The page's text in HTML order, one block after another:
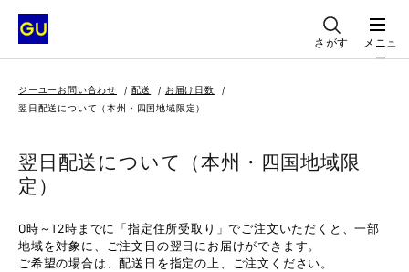
さがす
メニュ
ー
ジーユーお問い合わせ 配送
お届け日数
翌日配送について（本州・四国地域限定）
翌日配送について（本州・四国地域限
定）
0時～12時までに「指定住所受取り」でご注文いただくと、一部
地域を対象に、ご注文日の翌日にお届けができます。
ご希望の場合は、配送日を指定の上、ご注文ください。